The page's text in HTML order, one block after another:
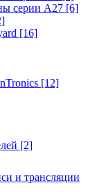
серии А27 [6]
[16]
[12]
[2]
и трансляции